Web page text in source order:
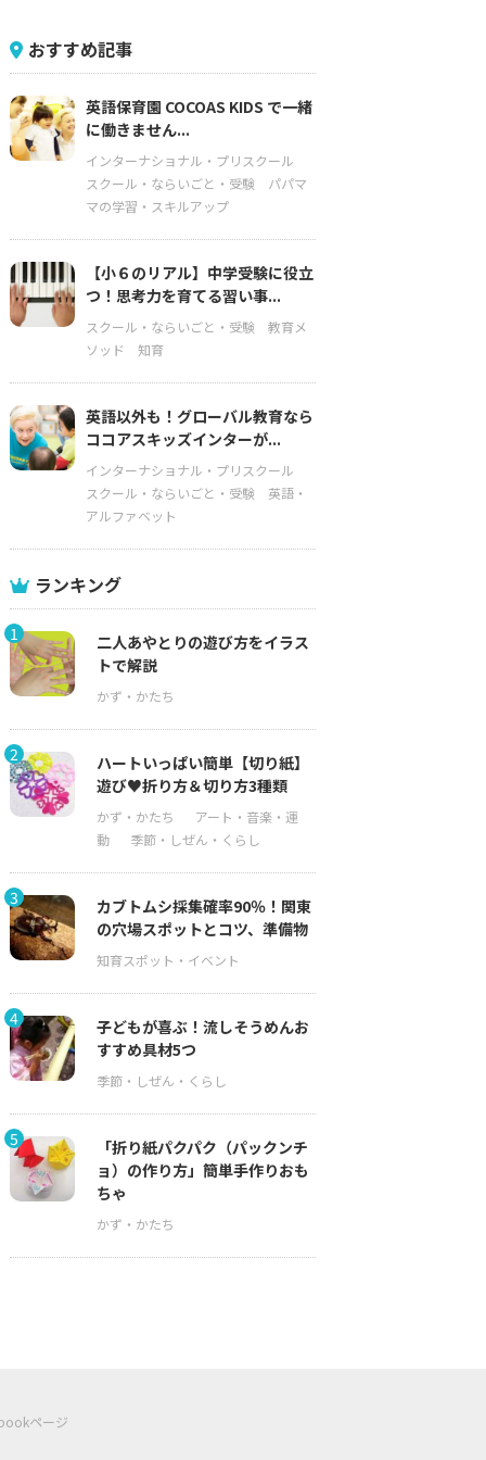
おすすめ記事
英語保育園 COCOAS KIDS で一緒
に働きません...
インターナショナル・プリスクール
スクール・ならいごと・受験
パパマ
マの学習・スキルアップ
【小６のリアル】中学受験に役立
つ！思考力を育てる習い事...
スクール・ならいごと・受験
教育メ
ソッド
知育
英語以外も！グローバル教育なら
ココアスキッズインターが...
インターナショナル・プリスクール
スクール・ならいごと・受験
英語・
アルファベット
ランキング
1
二人あやとりの遊び方をイラス
トで解説
2
ハートいっぱい簡単【切り紙】
遊び♥折り方＆切り方3種類
3
カブトムシ採集確率90％！関東
の穴場スポットとコツ、準備物
4
子どもが喜ぶ！流しそうめんお
すすめ具材5つ
5
「折り紙パクパク（パックンチ
ョ）の作り方」簡単手作りおも
ちゃ
ページ